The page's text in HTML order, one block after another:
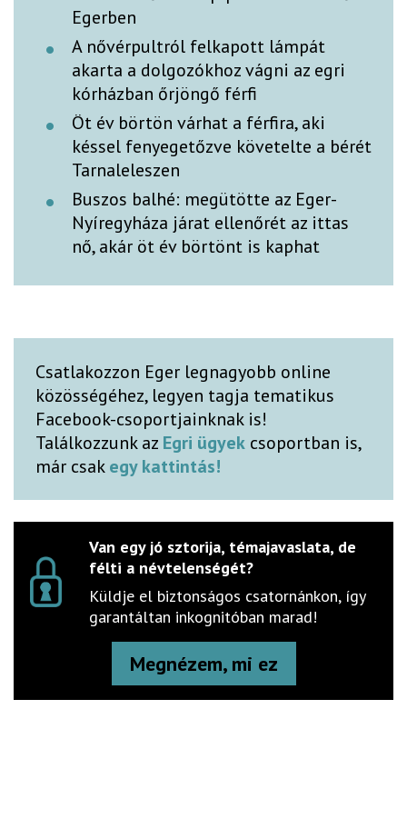
Egerben
A nővérpultról felkapott lámpát
akarta a dolgozókhoz vágni az egri
kórházban őrjöngő férfi
Öt év börtön várhat a férfira, aki
késsel fenyegetőzve követelte a bérét
Tarnaleleszen
Buszos balhé: megütötte az Eger-
Nyíregyháza járat ellenőrét az ittas
nő, akár öt év börtönt is kaphat
Csatlakozzon Eger legnagyobb online
közösségéhez, legyen tagja tematikus
Facebook-csoportjainknak is!
Találkozzunk az Egri ügyek csoportban is,
már csakegy kattintás!
Van egy jó sztorija, témajavaslata, de
félti a névtelenségét?
Küldje el biztonságos csatornánkon, így
garantáltan inkognitóban marad!
Megnézem, mi ez